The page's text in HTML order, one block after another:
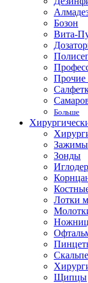
Бозон
Вита-
Прочие
Больше
Зажимы
Зонды
Лотки
Щипцы